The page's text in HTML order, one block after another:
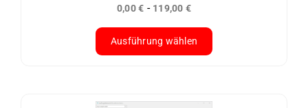
0,00€ - 119,00 €
Ausführung wählen
weist